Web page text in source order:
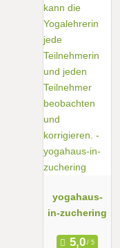
yogahaus-
in-zuchering